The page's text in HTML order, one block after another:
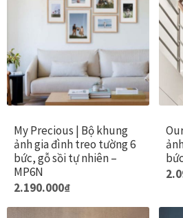
Đóng khung tranh theo yêu cầu
Đóng khung tranh thảm Dubai
Đóng khung ảnh
Đóng khung áo đấu – áo thun
Đóng khung tranh canvas – tranh
Đóng khung tranh đính đá
nhiều
biến
thể.
Các
tùy
chọn
được
chọn
My Precious | Bộ khung
ảnh gia đình treo tường 6
bức, gỗ sồi tự nhiên –
MP6N
2.190.000₫